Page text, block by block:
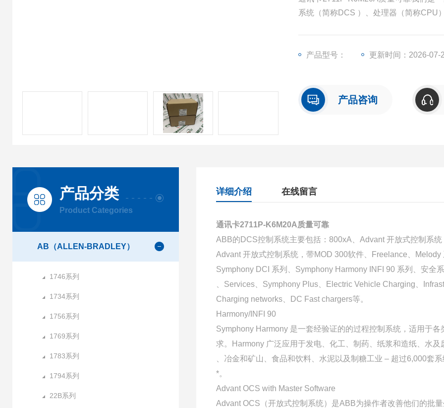
系统（简称DCS ）、处理器（简称CPU
产品型号： 更新时间：2026-07-
产品咨询
产品分类
Product Categories
AB（ALLEN-BRADLEY）
1746系列
1734系列
1756系列
1769系列
1783系列
1794系列
22B系列
详细介绍 在线留言
通讯卡2711P-K6M20A质量可靠
ABB的DCS控制系统主要包括：800xA、Advant 开放式控制系统
Advant 开放式控制系统，带MOD 300软件、Freelance、Melody
Symphony DCI 系列、Symphony Harmony INFI 90 系列、安全
、Services、Symphony Plus、Electric Vehicle Charging、
Charging networks、DC Fast chargers等。
Harmony/INFI 90
Symphony Harmony 是一套经验证的的过程控制系统，适用于各
求。Harmony 广泛应用于发电、化工、制药、纸浆和造纸、水及
、冶金和矿山、食品和饮料、水泥以及制糖工业 – 超过6,000套
*。
Advant OCS with Master Software
Advant OCS（开放式控制系统）是ABB为操作者改善他们的批